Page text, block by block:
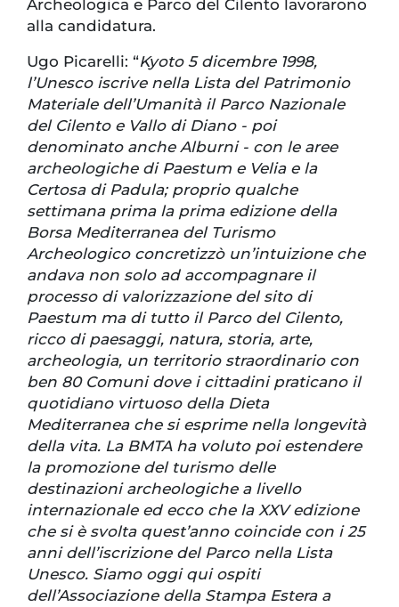
Archeologica e Parco del Cilento lavorarono
alla candidatura.
Ugo Picarelli: “Kyoto 5 dicembre 1998,
l’Unesco iscrive nella Lista del Patrimonio
Materiale dell’Umanità il Parco Nazionale
del Cilento e Vallo di Diano - poi
denominato anche Alburni - con le aree
archeologiche di Paestum e Velia e la
Certosa di Padula; proprio qualche
settimana prima la prima edizione della
Borsa Mediterranea del Turismo
Archeologico concretizzò un’intuizione che
andava non solo ad accompagnare il
processo di valorizzazione del sito di
Paestum ma di tutto il Parco del Cilento,
ricco di paesaggi, natura, storia, arte,
archeologia, un territorio straordinario con
ben 80 Comuni dove i cittadini praticano il
quotidiano virtuoso della Dieta
Mediterranea che si esprime nella longevità
della vita. La BMTA ha voluto poi estendere
la promozione del turismo delle
destinazioni archeologiche a livello
internazionale ed ecco che la XXV edizione
che si è svolta quest’anno coincide con i 25
anni dell’iscrizione del Parco nella Lista
Unesco. Siamo oggi qui ospiti
dell’Associazione della Stampa Estera a